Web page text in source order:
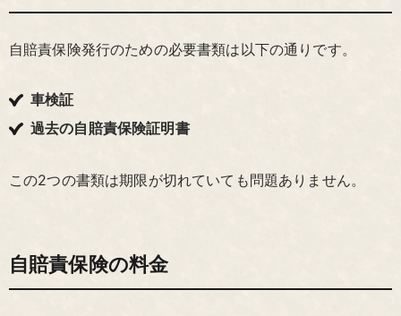
自賠責保険発行のための必要書類は以下の通りです。
車検証
過去の自賠責保険証明書
この2つの書類は期限が切れていても問題ありません。
自賠責保険の料金